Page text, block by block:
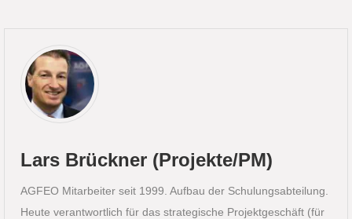
Lars Brückner (Projekte/PM)
AGFEO Mitarbeiter seit 1999. Aufbau der Schulungsabteilung.
Heute verantwortlich für das strategische Projektgeschäft (für